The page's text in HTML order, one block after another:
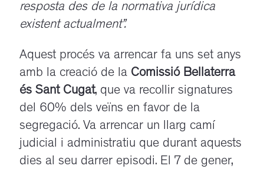
resposta des de la normativa jurídica
existent actualment”.
Aquest procés va arrencar fa uns set anys
amb la creació de la Comissió Bellaterra
és Sant Cugat, que va recollir signatures
del 60% dels veïns en favor de la
segregació. Va arrencar un llarg camí
judicial i administratiu que durant aquests
dies al seu darrer episodi. El 7 de gener,